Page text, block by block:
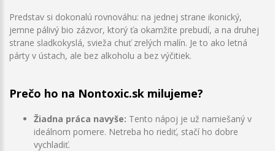
Predstav si dokonalú rovnováhu: na jednej strane ikonický,
jemne pálivý bio zázvor, ktorý ťa okamžite prebudí, a na druhej
strane sladkokyslá, svieža chuť zrelých malín. Je to ako letná
párty v ústach, ale bez alkoholu a bez výčitiek.
Prečo ho na Nontoxic.sk milujeme?
Žiadna práca navyše: Tento nápoj je už namiešaný v
ideálnom pomere. Netreba ho riediť, stačí ho dobre
vychladiť.